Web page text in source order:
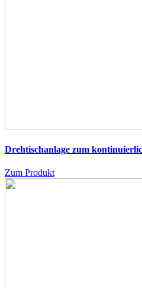
Drehtischanlage zum
Zum Produkt